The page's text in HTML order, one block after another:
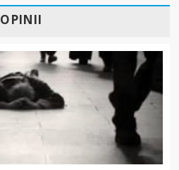
OPINII